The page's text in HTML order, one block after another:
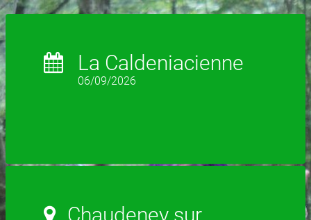
La Caldeniacienne
06/09/2026
Chaudeney sur